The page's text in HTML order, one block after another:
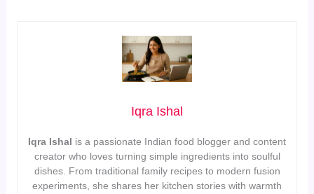
Iqra Ishal
Iqra Ishal is a passionate Indian food blogger and content
creator who loves turning simple ingredients into soulful
dishes. From traditional family recipes to modern fusion
experiments, she shares her kitchen stories with warmth